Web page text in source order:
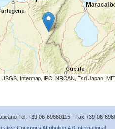
Intermap, iPC, NRCAN, Esri Japan,
Tel. +39-06-69880115 - Fax +39-06-
Commons Attribution 4.0 International